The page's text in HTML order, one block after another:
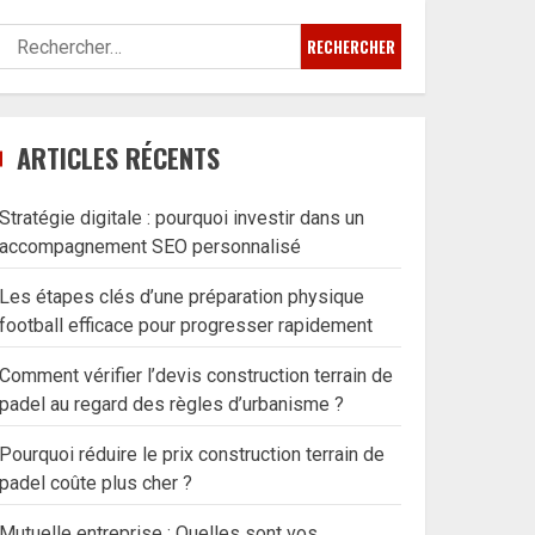
:
ARTICLES RÉCENTS
Stratégie digitale : pourquoi investir dans un
accompagnement SEO personnalisé
Les étapes clés d’une préparation physique
football efficace pour progresser rapidement
Comment vérifier l’devis construction terrain de
padel au regard des règles d’urbanisme ?
Pourquoi réduire le prix construction terrain de
padel coûte plus cher ?